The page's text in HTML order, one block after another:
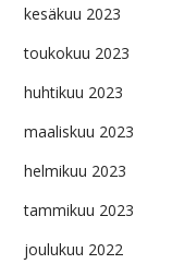
kesäkuu 2023
toukokuu 2023
huhtikuu 2023
maaliskuu 2023
helmikuu 2023
tammikuu 2023
joulukuu 2022